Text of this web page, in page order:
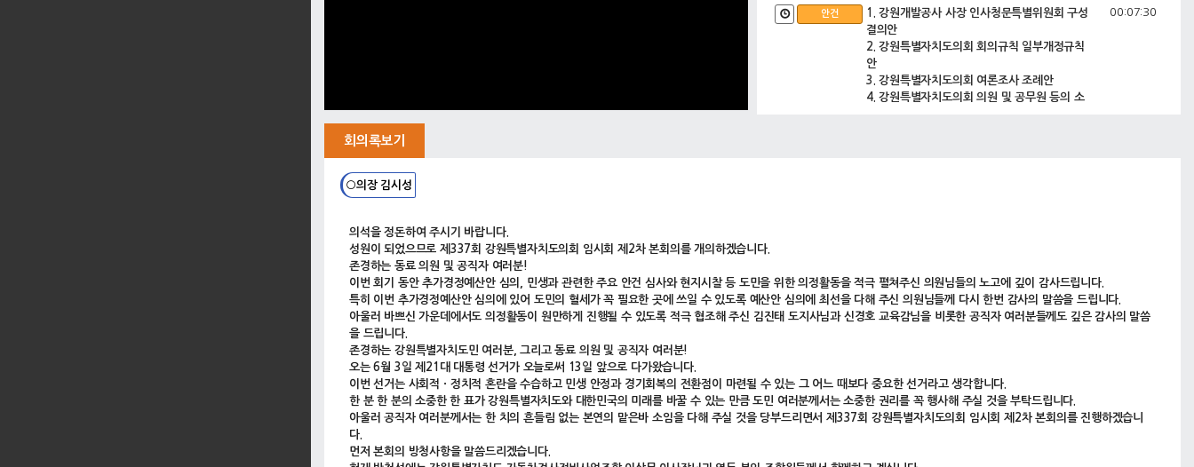
안건
1. 강원개발공사 사장 인사청문특별위원회 구성
결의안
2. 강원특별자치도의회 회의규칙 일부개정규칙
안
3. 강원특별자치도의회 여론조사 조례안
4. 강원특별자치도의회 의원 및 공무원 등의 소
00:07:30
8. 강원특별자치도 도민의 날에 관한 조례 일부
개정조례안
9. 강원특별자치도 행정기구설치 조례 일부개정
심사보고 박대현 기획행정위원장대리 심사보고
안건
11. 강원특별자치도 국외소재문화유산 보호 및
00:22:34
회의록보기
○의장 김시성
의석을 정돈하여 주시기 바랍니다.
성원이 되었으므로 제337회 강원특별자치도의회 임시회 제2차 본회의를 개의하겠습니다.
존경하는 동료 의원 및 공직자 여러분!
이번 회기 동안 추가경정예산안 심의, 민생과 관련한 주요 안건 심사와 현지시찰 등 도민을 위한 의정활동을 적극 펼쳐주신 의원님들의 노고에 깊이 감사드립니다.
특히 이번 추가경정예산안 심의에 있어 도민의 혈세가 꼭 필요한 곳에 쓰일 수 있도록 예산안 심의에 최선을 다해 주신 의원님들께 다시 한번 감사의 말씀을 드립니다.
아울러 바쁘신 가운데에서도 의정활동이 원만하게 진행될 수 있도록 적극 협조해 주신 김진태 도지사님과 신경호 교육감님을 비롯한 공직자 여러분들께도 깊은 감사의 말씀
을 드립니다.
존경하는 강원특별자치도민 여러분, 그리고 동료 의원 및 공직자 여러분!
오는 6월 3일 제21대 대통령 선거가 오늘로써 13일 앞으로 다가왔습니다.
이번 선거는 사회적ㆍ정치적 혼란을 수습하고 민생 안정과 경기회복의 전환점이 마련될 수 있는 그 어느 때보다 중요한 선거라고 생각합니다.
한 분 한 분의 소중한 한 표가 강원특별자치도와 대한민국의 미래를 바꿀 수 있는 만큼 도민 여러분께서는 소중한 권리를 꼭 행사해 주실 것을 부탁드립니다.
아울러 공직자 여러분께서는 한 치의 흔들림 없는 본연의 맡은바 소임을 다해 주실 것을 당부드리면서 제337회 강원특별자치도의회 임시회 제2차 본회의를 진행하겠습니
다.
먼저 본회의 방청사항을 말씀드리겠습니다.